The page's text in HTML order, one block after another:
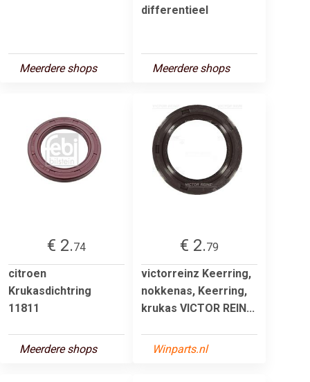
Meerdere shops
differentieel
Meerdere shops
€ 2.74
citroen
Krukasdichtring
11811
Meerdere shops
€ 2.79
victorreinz Keerring,
nokkenas, Keerring,
krukas VICTOR REIN...
Winparts.nl